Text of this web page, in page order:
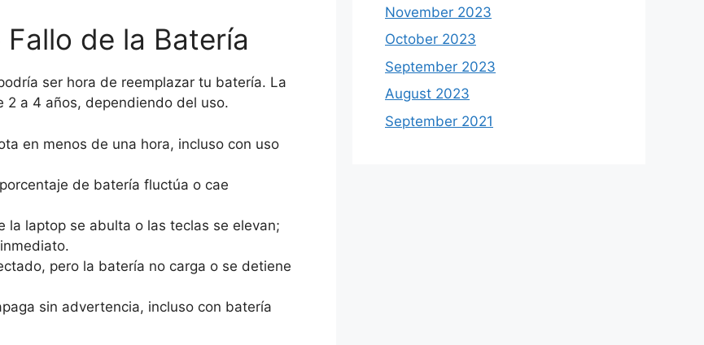
de la Batería
ser hora de reemplazar tu batería. La
a 4 años, dependiendo del uso.
en menos de una hora, incluso con uso
de batería fluctúa o cae
la laptop se abulta o las teclas se elevan;
pero la batería no carga o se detiene
sin advertencia, incluso con batería
November 2023
October 2023
September 2023
August 2023
September 2021